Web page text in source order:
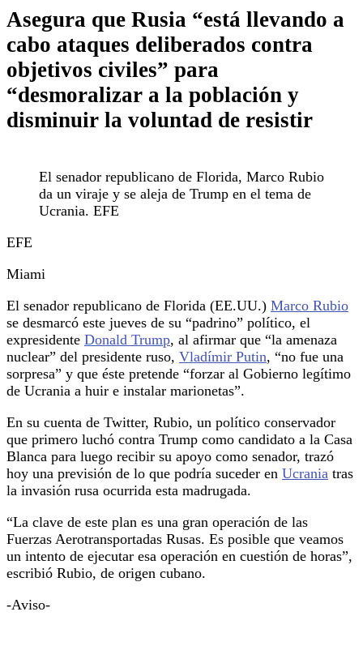
Asegura que Rusia “está llevando a
cabo ataques deliberados contra
objetivos civiles” para
“desmoralizar a la población y
disminuir la voluntad de resistir
El senador republicano de Florida, Marco Rubio
da un viraje y se aleja de Trump en el tema de
Ucrania. EFE
EFE
Miami
El senador republicano de Florida (EE.UU.) Marco Rubio
se desmarcó este jueves de su “padrino” político, el
expresidente Donald Trump, al afirmar que “la amenaza
nuclear” del presidente ruso, Vladímir Putin, “no fue una
sorpresa” y que éste pretende “forzar al Gobierno legítimo
de Ucrania a huir e instalar marionetas”.
En su cuenta de Twitter, Rubio, un político conservador
que primero luchó contra Trump como candidato a la Casa
Blanca para luego recibir su apoyo como senador, trazó
hoy una previsión de lo que podría suceder en Ucrania tras
la invasión rusa ocurrida esta madrugada.
“La clave de este plan es una gran operación de las
Fuerzas Aerotransportadas Rusas. Es posible que veamos
un intento de ejecutar esa operación en cuestión de horas”,
escribió Rubio, de origen cubano.
-Aviso-